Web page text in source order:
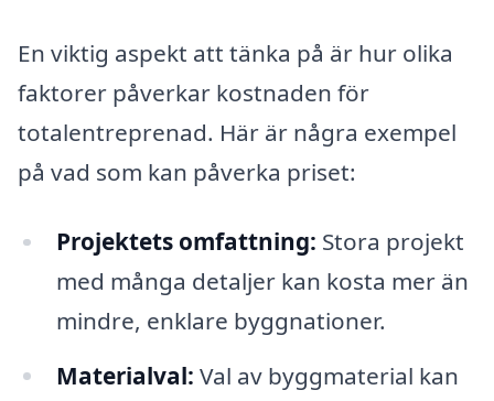
En viktig aspekt att tänka på är hur olika
faktorer påverkar kostnaden för
totalentreprenad. Här är några exempel
på vad som kan påverka priset:
Projektets omfattning: Stora projekt
med många detaljer kan kosta mer än
mindre, enklare byggnationer.
Materialval: Val av byggmaterial kan